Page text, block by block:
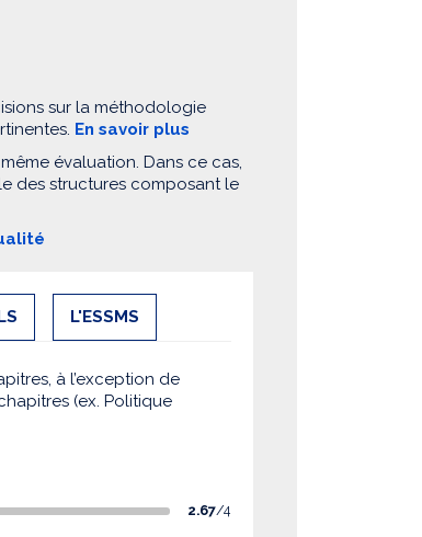
sur la méthodologie
En savoir plus
évaluation. Dans ce cas,
des structures composant le
L'ESSMS
à l’exception de
(ex. Politique
2.67/4